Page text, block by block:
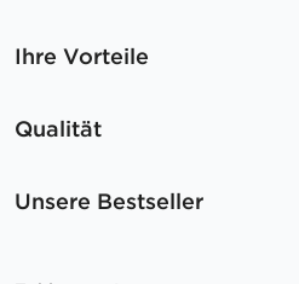
Ihre Vorteile
Qualität
Unsere Bestseller